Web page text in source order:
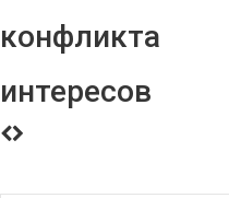
конфликта
интересов